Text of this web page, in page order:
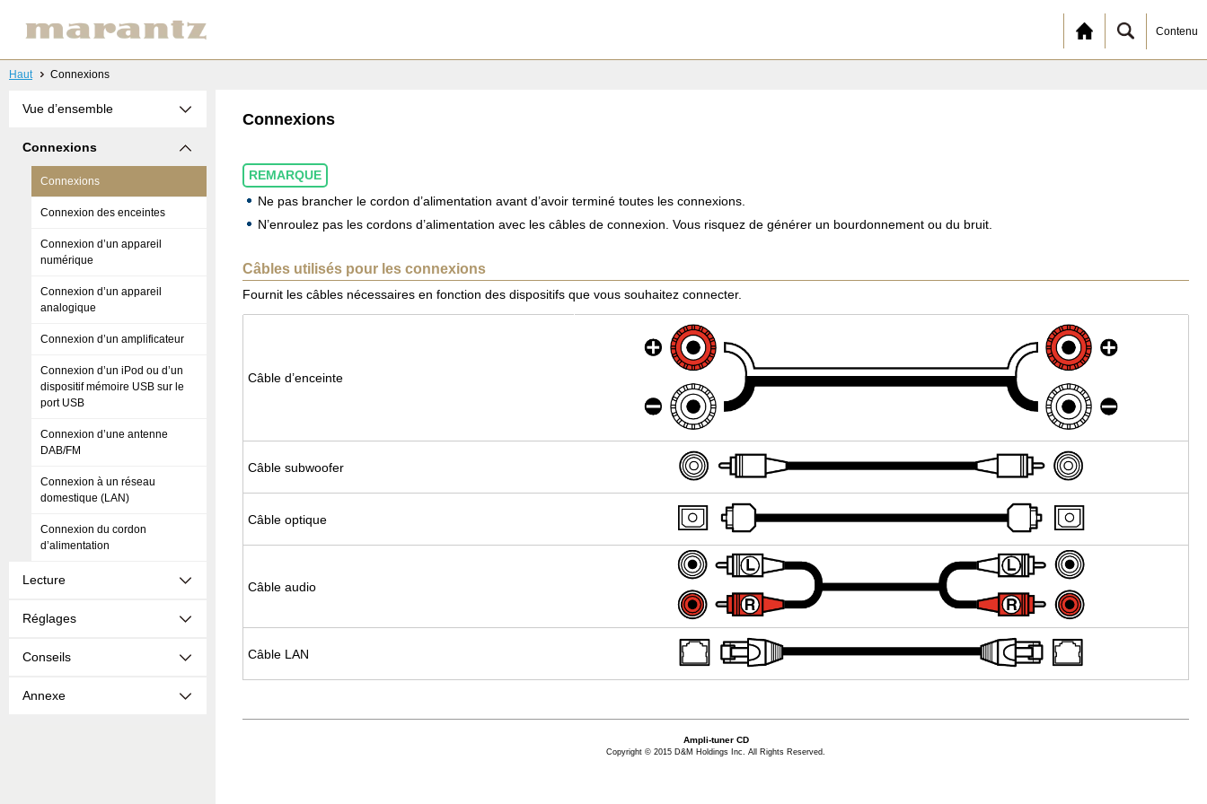
Contenu
Haut Connexions
Vue d’ensemble
Connexions
Connexions
Connexion des enceintes
Connexion d’un appareil
numérique
Connexion d’un appareil
analogique
Connexion d’un amplificateur
Connexion d’un iPod ou d’un
dispositif mémoire USB sur le
port USB
Connexion d’une antenne
DAB/FM
Connexion à un réseau
domestique (LAN)
Connexion du cordon
d’alimentation
Lecture
Réglages
Conseils
Annexe
Connexions
REMARQUE
Ne pas brancher le cordon d’alimentation avant d’avoir terminé toutes les connexions.
N’enroulez pas les cordons d’alimentation avec les câbles de connexion. Vous risquez de générer un bourdonnement ou du bruit.
Câbles utilisés pour les connexions
Fournit les câbles nécessaires en fonction des dispositifs que vous souhaitez connecter.
Câble d’en­ceinte
Câble sub­woo­fer
Câble optique
Câble audio
Câble LAN
Ampli-tuner CD
Copyright © 2015 D&M Holdings Inc. All Rights Reserved.